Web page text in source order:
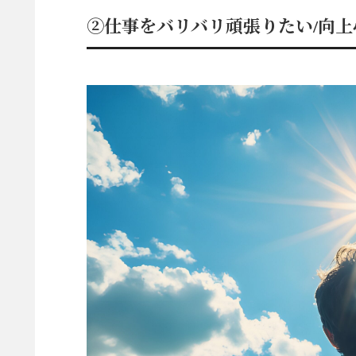
②仕事をバリバリ頑張りたい/向